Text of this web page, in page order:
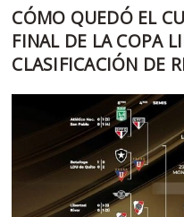
CÓMO QUEDÓ EL
FINAL DE LA COPA
CLASIFICACIÓN DE